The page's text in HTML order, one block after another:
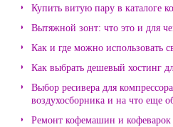
Купить витую пару в каталоге
Вытяжной зонт: что это и для
Как и где можно использовать
Как выбрать дешевый хостинг
Выбор ресивера для
воздухосборника и на что еще
Ремонт кофемашин и